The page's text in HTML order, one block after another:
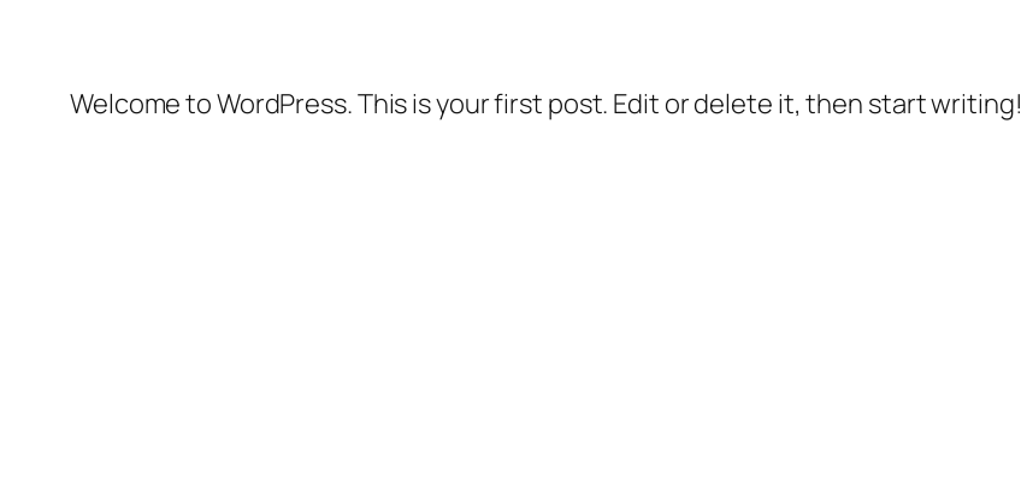
Welcome to WordPress. This is your first post. Edit or delete it, then start writing!